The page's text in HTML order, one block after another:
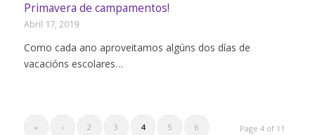
Primavera de campamentos!
Abril 17, 2019
Como cada ano aproveitamos algúns dos días de
vacacións escolares…
Page 4 of 11
« ‹ 2 3 4 5 6